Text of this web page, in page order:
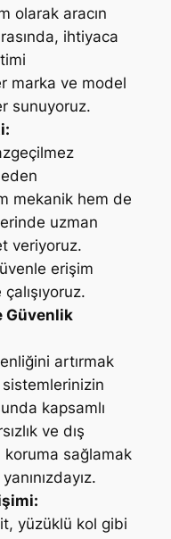
olarak aracın
ihtiyaca
marka ve model
sunuyoruz.
mekanik hem de
uzman
veriyoruz.
erişim
Güvenlik
artırmak
sistemlerinizin
kapsamlı
ve dış
koruma sağlamak
yüzüklü kol gibi